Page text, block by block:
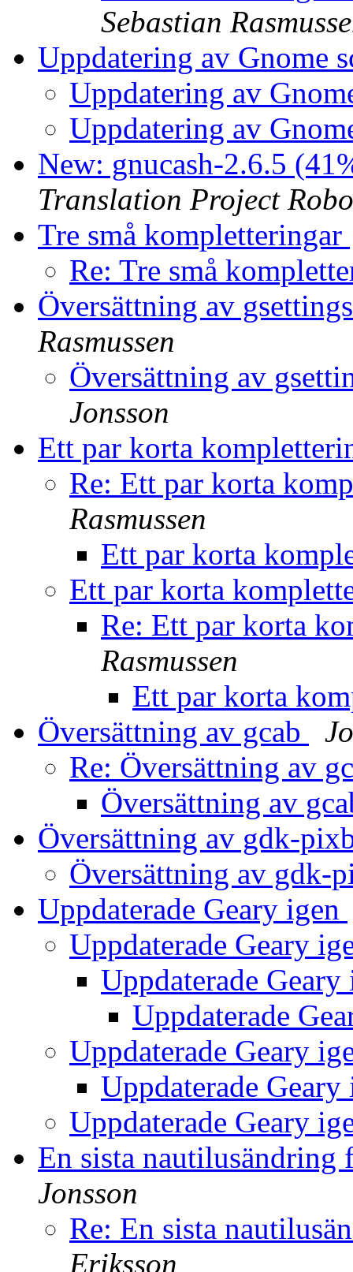
Sebastian
Uppdatering av Gnome
Uppdatering av
Uppdatering av
New: gnucash-2.6.5
Translation Project
Tre små kompletteringar
Re: Tre små
Översättning av
Rasmussen
Översättning av
Jonsson
Ett par korta
Re: Ett par korta
Rasmussen
Ett par korta
Ett par korta
Re: Ett par korta
Rasmussen
Ett par korta
Översättning av gcab
Re: Översättning av
Översättning av
Översättning av gdk-
Översättning av gdk-
Uppdaterade Geary igen
Uppdaterade Geary
Uppdaterade
Uppdaterade
Uppdaterade Geary
Uppdaterade
Uppdaterade Geary
En sista nautilusändring
Jonsson
Re: En sista
Eriksson